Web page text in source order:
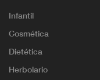
Infantil
Cosmética
Dietética
Herbolario